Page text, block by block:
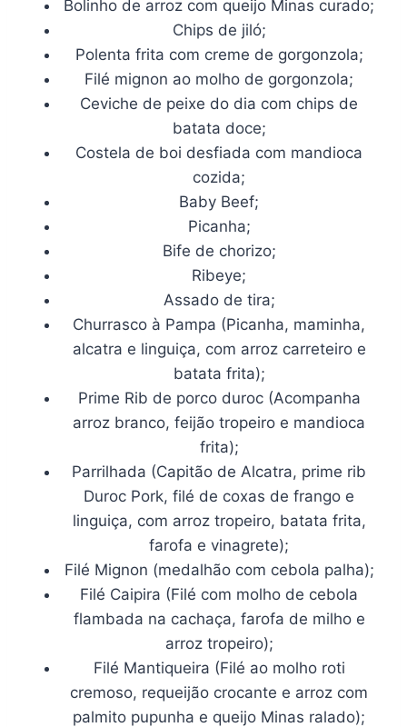
Bolinho de arroz com queijo Minas curado;
Chips de jiló;
Polenta frita com creme de gorgonzola;
Filé mignon ao molho de gorgonzola;
Ceviche de peixe do dia com chips de
batata doce;
Costela de boi desfiada com mandioca
cozida;
Baby Beef;
Picanha;
Bife de chorizo;
Ribeye;
Assado de tira;
Churrasco à Pampa (Picanha, maminha,
alcatra e linguiça, com arroz carreteiro e
batata frita);
Prime Rib de porco duroc (Acompanha
arroz branco, feijão tropeiro e mandioca
frita);
Parrilhada (Capitão de Alcatra, prime rib
Duroc Pork, filé de coxas de frango e
linguiça, com arroz tropeiro, batata frita,
farofa e vinagrete);
Filé Mignon (medalhão com cebola palha);
Filé Caipira (Filé com molho de cebola
flambada na cachaça, farofa de milho e
arroz tropeiro);
Filé Mantiqueira (Filé ao molho roti
cremoso, requeijão crocante e arroz com
palmito pupunha e queijo Minas ralado);